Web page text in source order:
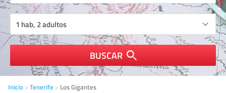
BUSCAR
Inicio Tenerife Los Gigantes